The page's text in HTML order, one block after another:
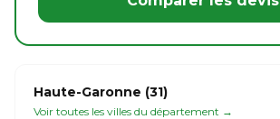
Haute-Garonne (31)
Voir toutes les villes du département →